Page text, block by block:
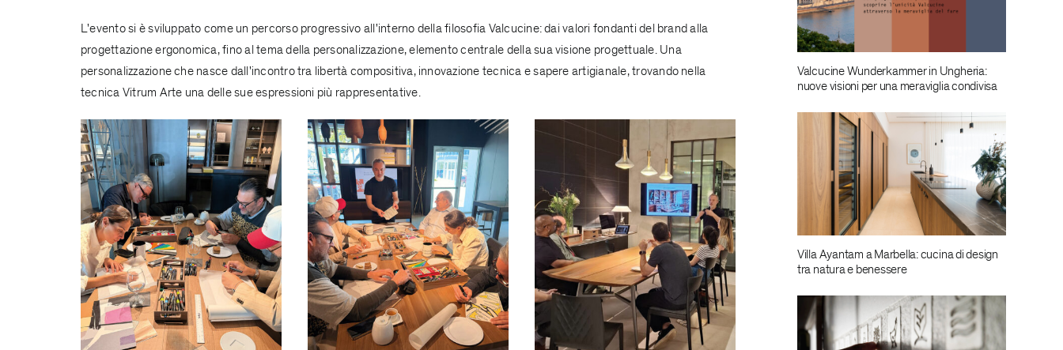
L'evento si è sviluppato come un percorso progressivo all'interno della filosofia Valcucine: dai valori fondanti del brand alla
progettazione ergonomica, fino al tema della personalizzazione, elemento centrale della sua visione progettuale. Una
personalizzazione che nasce dall'incontro tra libertà compositiva, innovazione tecnica e sapere artigianale, trovando nella
tecnica Vitrum Arte una delle sue espressioni più rappresentative.
Valcucine Wunderkammer in Ungheria:
nuove visioni per una meraviglia condivisa
Villa Ayantam a Marbella: cucina di design
tra natura e benessere